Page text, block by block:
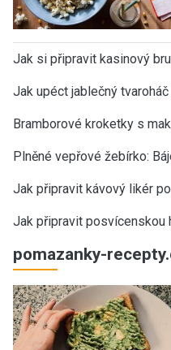
Jak si připravit kasinový
Jak upéct jablečný
Bramborové kroketky s
Plněné vepřové žebírko:
Jak připravit kávový likér
Jak připravit posvícenskou
pomazanky-